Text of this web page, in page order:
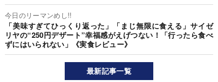
今日のリーマンめし!!
「美味すぎてひっくり返った」「まじ無限に食える」サイゼ
リヤの“250円デザート”幸福感がえげつない！「行ったら食べ
ずにはいられない」《実食レビュー》
最新記事一覧